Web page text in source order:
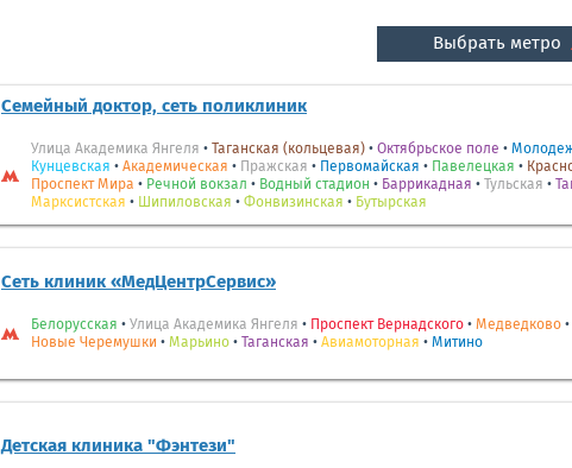
Выбрать метро
Семейный доктор, сеть поликлиник
Улица Академика Янгеля • Таганская (кольцевая) • Октябрьское поле •
Кунцевская • Академическая • Пражская • Первомайская • Павелецкая •
Проспект Мира • Речной вокзал • Водный стадион • Баррикадная • Тульская •
Марксистская • Шипиловская • Фонвизинская • Бутырская
Сеть клиник «МедЦентрСервис»
Белорусская • Улица Академика Янгеля • Проспект Вернадского • Медведково •
Новые Черемушки • Марьино • Таганская • Авиамоторная • Митино
Детская клиника "Фэнтези"